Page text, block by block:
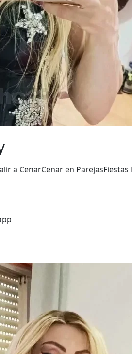
a CenarCenar en ParejasFiestas